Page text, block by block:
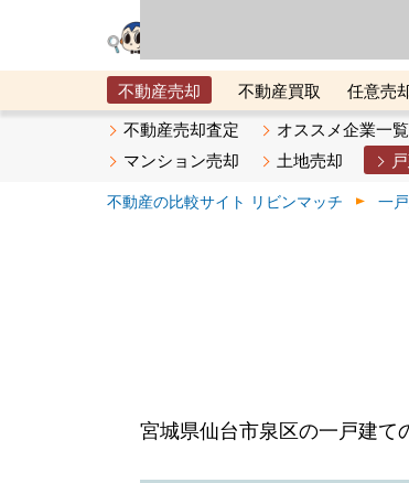
不動産売却 不動産買取 任意売
メタ住宅展示場
ベスト不動産カンパ
不動産売却査定 オススメ企業一覧
マンション売却
土地売却
不動産の比較サイト リビンマッチ 一
宮城県仙台市泉区の一戸建て